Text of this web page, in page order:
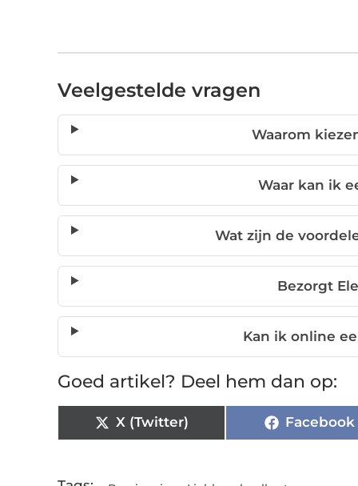
Veelgestelde vragen
Waarom
Waar kan ik
Wat zijn de
Bezorgt
Kan ik online
Goed artikel? Deel hem dan op:
X (Twitter) Facebook